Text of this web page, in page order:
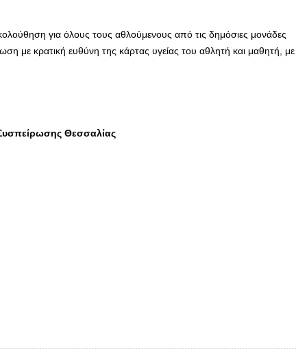
για όλους τους αθλούμενους από τις δημόσιες μονάδες
με κρατική ευθύνη της κάρτας υγείας του αθλητή και μαθητή, με
Θεσσαλίας